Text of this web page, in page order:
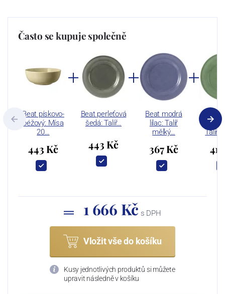
Často se kupuje společně
Beat pískovo-
béžový: Mísa
20…
443 Kč
Beat perleťová
šedá: Talíř…
443 Kč
Beat modrá
lilac: Talíř
mělký…
367 Kč
Talíř
1 666 Kč s DPH
Vložit vše do košíku
Kusy jednotlivých produktů si můžete
upravit následně v košíku